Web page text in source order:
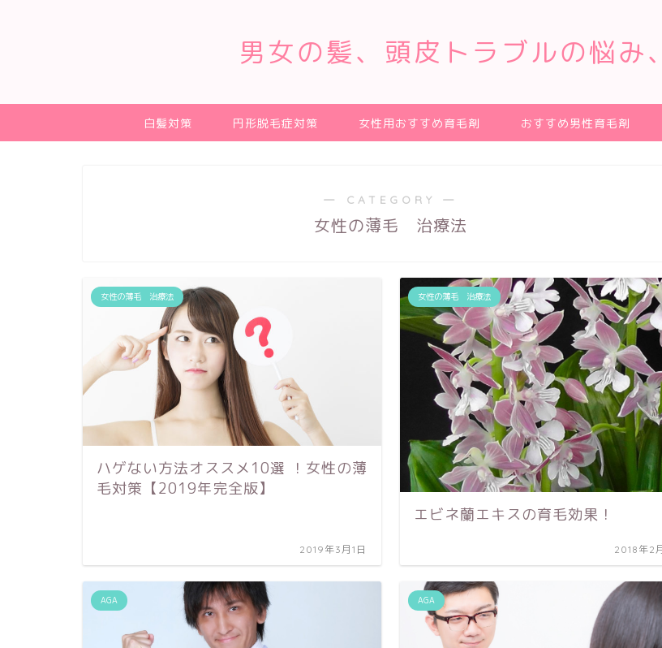
男女の髪、頭皮トラブルの悩み
白髪対策 円形脱毛症対策 女性用おすすめ育毛剤 おすすめ男性育毛剤
― CATEGORY ―
女性の薄毛 治療法
女性の薄毛 治療法
ハゲない方法オススメ10選 ！女性の薄
毛対策【2019年完全版】
2019年3月1日
女性の薄毛 治療法
エビネ蘭エキスの育毛効果！
2018年2
AGA AGA